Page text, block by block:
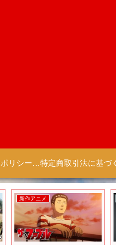
プライバシーポリシー 【Colorful Creation】
新作アニメ